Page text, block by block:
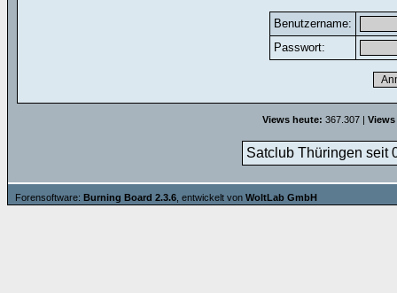
Benutzername:
Passwort:
Views heute: 367.307 |
Satclub Thüringen seit
Forensoftware: Burning Board 2.3.6 , entwickelt von WoltLab GmbH